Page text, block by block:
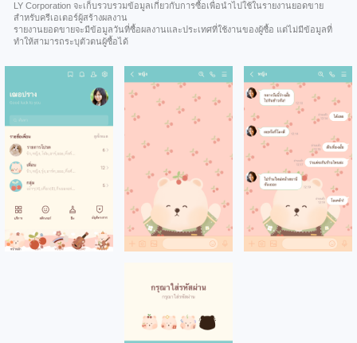
LY Corporation จะเก็บรวบรวมข้อมูลเกี่ยวกับการซื้อเพื่อนำไปใช้ในรายงานยอดขาย
สำหรับครีเอเตอร์ผู้สร้างผลงาน
รายงานยอดขายจะมีข้อมูลวันที่ซื้อผลงานและประเทศที่ใช้งานของผู้ซื้อ แต่ไม่มีข้อมูลที่
ทำให้สามารถระบุตัวตนผู้ซื้อได้